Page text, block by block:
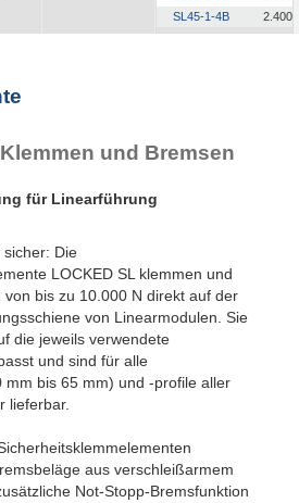
SL45-1-4B
2.400
SL45-1-6B
4.000
SL55-2-6B
und Bremsen
für Linearführung
sicher: Die
LOCKED SL klemmen und
von bis zu 10.000 N direkt auf der
von Linearmodulen. Sie
die jeweils verwendete
und sind für alle
mm bis 65 mm) und -profile aller
lieferbar.
aus verschleißarmem
Not-Stopp-Bremsfunktion